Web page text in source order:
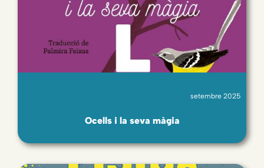
setembre 2025
Ocells i la seva màgia